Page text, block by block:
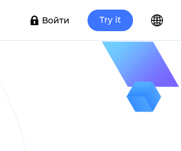
Войти Try it